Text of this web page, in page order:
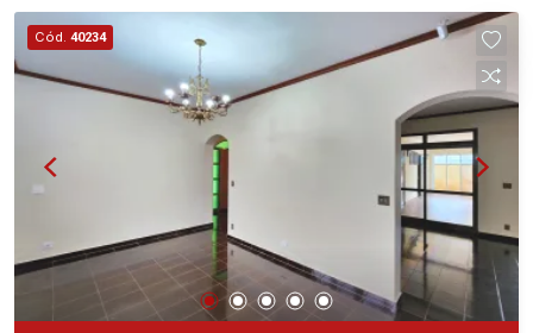
desde 2000. Especialistas em Venda e Locação!
Avenida João Fiúsa, 1051 - Alto da Boa Vista |
Ribeirão Preto.
Cód. 40234